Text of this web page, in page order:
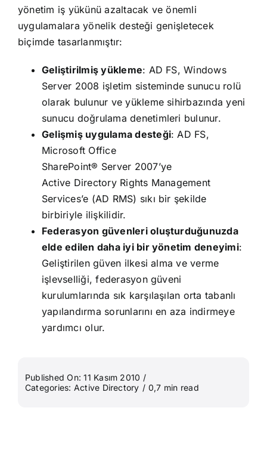
yönetim iş yükünü azaltacak ve önemli
uygulamalara yönelik desteği genişletecek
biçimde tasarlanmıştır:
Geliştirilmiş yükleme: AD FS, Windows
Server 2008 işletim sisteminde sunucu rolü
olarak bulunur ve yükleme sihirbazında yeni
sunucu doğrulama denetimleri bulunur.
Gelişmiş uygulama desteği: AD FS,
Microsoft Office
SharePoint® Server 2007’ye
Active Directory Rights Management
Services’e (AD RMS) sıkı bir şekilde
birbiriyle ilişkilidir.
Federasyon güvenleri oluşturduğunuzda
elde edilen daha iyi bir yönetim deneyimi:
Geliştirilen güven ilkesi alma ve verme
işlevselliği, federasyon güveni
kurulumlarında sık karşılaşılan orta tabanlı
yapılandırma sorunlarını en aza indirmeye
yardımcı olur.
Published On: 11 Kasım 2010 /
Categories: Active Directory / 0,7 min read